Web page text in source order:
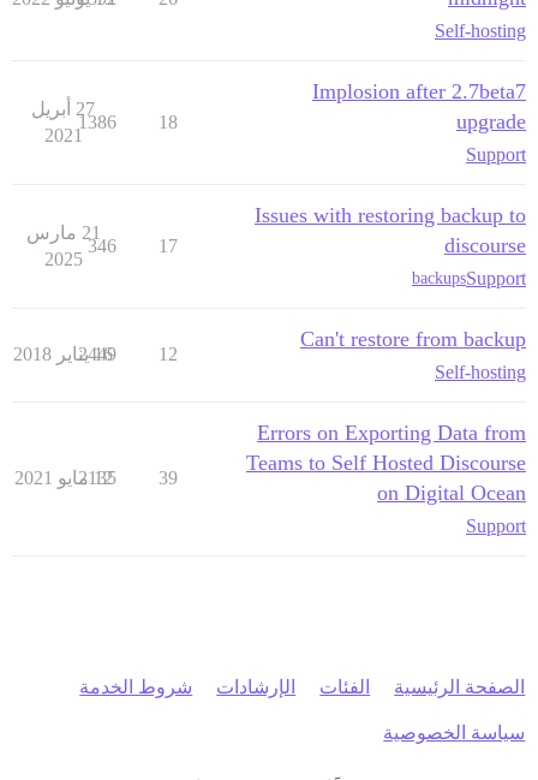
Self-hosting
Implosion after 2.7beta7
upgrade
Support
18
1386
27 أبريل
2021
Issues with restoring backup to
discourse
Support
backups
17
346
21 مارس
2025
Can't restore from backup
Self-hosting
12
2449
16 يناير 2018
Errors on Exporting Data from
Teams to Self Hosted Discourse
on Digital Ocean
Support
39
2135
12 مايو 2021
الصفحة الرئيسية الفئات الإرشادات شروط الخدمة
سياسة الخصوصية